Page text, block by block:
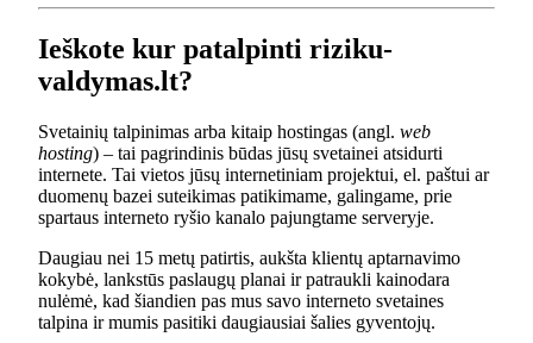
Ieškote kur patalpinti riziku-
valdymas.lt?
Svetainių talpinimas arba kitaip hostingas (angl. web
hosting) – tai pagrindinis būdas jūsų svetainei atsidurti
internete. Tai vietos jūsų internetiniam projektui, el. paštui ar
duomenų bazei suteikimas patikimame, galingame, prie
spartaus interneto ryšio kanalo pajungtame serveryje.
Daugiau nei 15 metų patirtis, aukšta klientų aptarnavimo
kokybė, lankstūs paslaugų planai ir patraukli kainodara
nulėmė, kad šiandien pas mus savo interneto svetaines
talpina ir mumis pasitiki daugiausiai šalies gyventojų.